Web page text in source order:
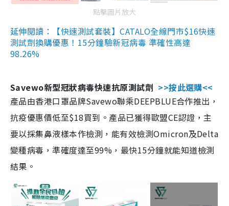
點擊圖片放大
延伸閱讀：【快速測試套裝】CATALO全線門市$16快速
測試劑換購優惠！15分鐘驗新冠病毒 準確性高達
98.26%
Savewo新型冠狀病毒快速抗原測試劑 >>按此選購<<
產品由香港口罩品牌Savewo聯乘DEEPBLUE合作推出，
抗疫優惠價低至$18買到。產品已獲得歐盟CE認證，主
要以採集鼻液樣本作檢測，能有效檢測Omicron及Delta
變種病毒，準確度達至99%，最快15分鐘就能知道檢測
結果。